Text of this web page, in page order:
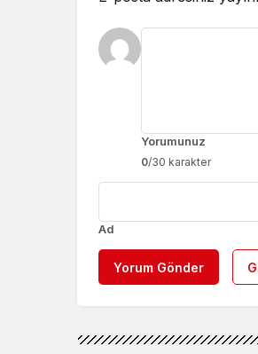
Yorumunuz
0/30 karakter
Ad
Yorum Gönder